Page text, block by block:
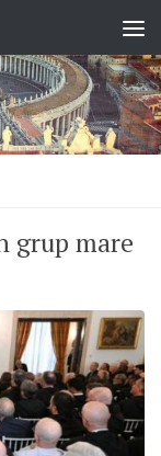
grup mare